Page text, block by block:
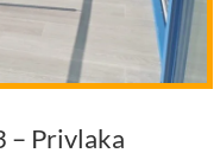
– Privlaka